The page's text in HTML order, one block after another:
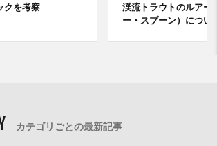
クを考察
渓流トラウトのルアー
ー・スプーン）につい
カテゴリごとの最新記事